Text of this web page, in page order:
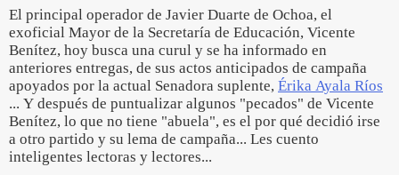
El principal operador de Javier Duarte de Ochoa, el
exoficial Mayor de la Secretaría de Educación, Vicente
Benítez, hoy busca una curul y se ha informado en
anteriores entregas, de sus actos anticipados de campaña
apoyados por la actual Senadora suplente, Érika Ayala Ríos
... Y después de puntualizar algunos "pecados" de Vicente
Benítez, lo que no tiene "abuela", es el por qué decidió irse
a otro partido y su lema de campaña... Les cuento
inteligentes lectoras y lectores...